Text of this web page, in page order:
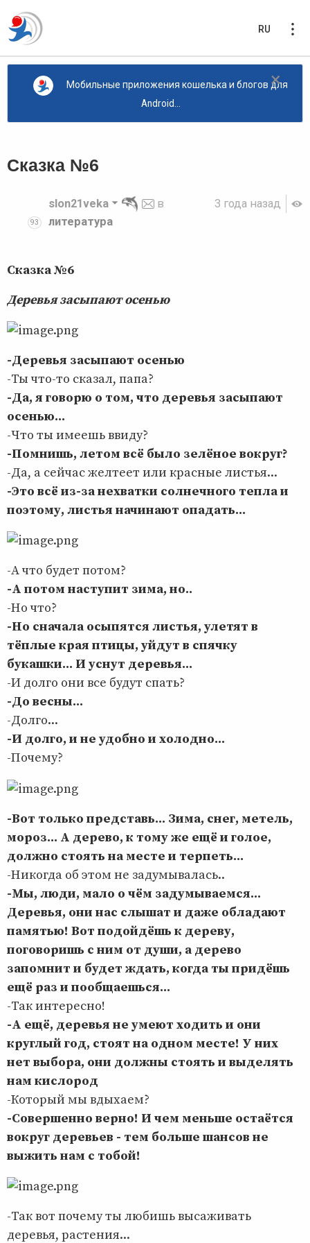
RU
×
Мобильные приложения кошелька и блогов для
Android...
Сказка №6
3 года назад
93
slon21veka
в
литература
Сказка №6
Деревья засыпают осенью
-Деревья засыпают осенью
-Ты что-то сказал, папа?
-Да, я говорю о том, что деревья засыпают
осенью...
-Что ты имеешь ввиду?
-Помнишь, летом всё было зелёное вокруг?
-Да, а сейчас желтеет или красные листья...
-Это всё из-за нехватки солнечного тепла и
поэтому, листья начинают опадать...
-А что будет потом?
-А потом наступит зима, но..
-Но что?
-Но сначала осыпятся листья, улетят в
тёплые края птицы, уйдут в спячку
букашки... И уснут деревья...
-И долго они все будут спать?
-До весны...
-Долго...
-И долго, и не удобно и холодно...
-Почему?
-Вот только представь... Зима, снег, метель,
мороз... А дерево, к тому же ещё и голое,
должно стоять на месте и терпеть...
-Никогда об этом не задумывалась..
-Мы, люди, мало о чём задумываемся...
Деревья, они нас слышат и даже обладают
памятью! Вот подойдёшь к дереву,
поговоришь с ним от души, а дерево
запомнит и будет ждать, когда ты придёшь
ещё раз и пообщаешься...
-Так интересно!
-А ещё, деревья не умеют ходить и они
круглый год, стоят на одном месте! У них
нет выбора, они должны стоять и выделять
нам кислород
-Который мы вдыхаем?
-Совершенно верно! И чем меньше остаётся
вокруг деревьев - тем больше шансов не
выжить нам с тобой!
-Так вот почему ты любишь высаживать
деревья, растения...